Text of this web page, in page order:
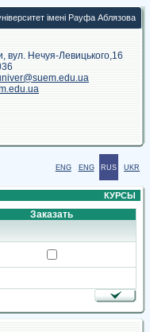
імені Рауфа Аблязова
вул. Нечуя-Левицького,16
UKR
RUS
ENG
ENG
КУРСЫ
Заказать